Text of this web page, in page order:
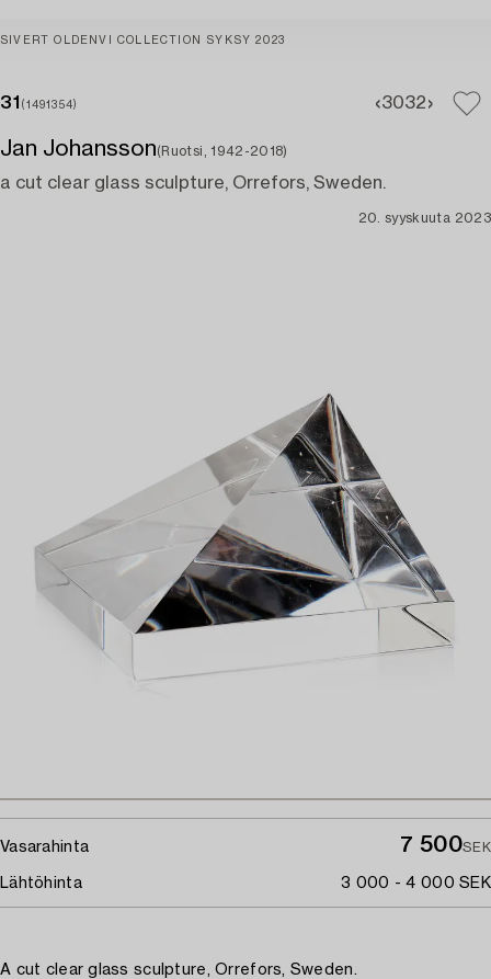
SIVERT OLDENVI COLLECTION SYKSY 2023
31 (1491354) 3032
Jan Johansson(Ruotsi, 1942-2018)
a cut clear glass sculpture, Orrefors, Sweden.
20. syyskuuta 2023
Vasarahinta 7 500SEK
Lähtöhinta 3 000 - 4 000 SEK
A cut clear glass sculpture, Orrefors, Sweden.